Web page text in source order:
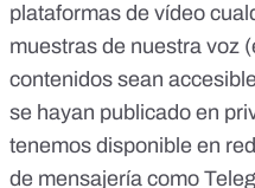
plataformas de vídeo
muestras de nuestra voz
contenidos sean
se hayan publicado en
tenemos disponible en
de mensajería como